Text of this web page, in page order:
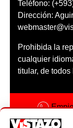
Teléfono:
Dirección:
Prohibida la
cualquier
titular, de